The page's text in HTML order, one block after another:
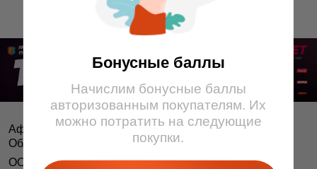
Бонусные баллы
Начислим бонусные баллы
авторизованным покупателям. Их
можно потратить на следующие
покупки.
Афіша і білеты BezKassira.by ©
Облачная система продажи билетов, 2013 — 2026
ООО «БЕЗКАССИРА БАЙ» Республика Беларусь